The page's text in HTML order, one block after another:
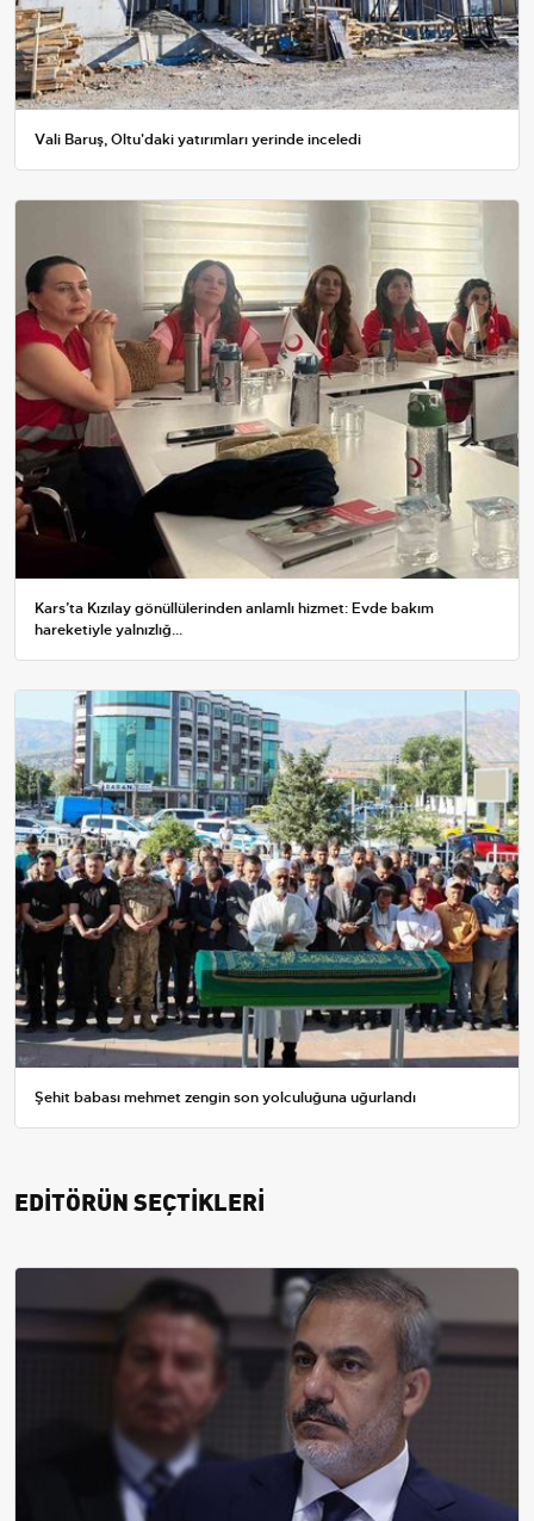
Vali Baruş, Oltu'daki yatırımları yerinde inceledi
Kars’ta Kızılay gönüllülerinden anlamlı hizmet: Evde bakım
hareketiyle yalnızlığ...
Şehit babası mehmet zengin son yolculuğuna uğurlandı
EDİTÖRÜN SEÇTİKLERİ